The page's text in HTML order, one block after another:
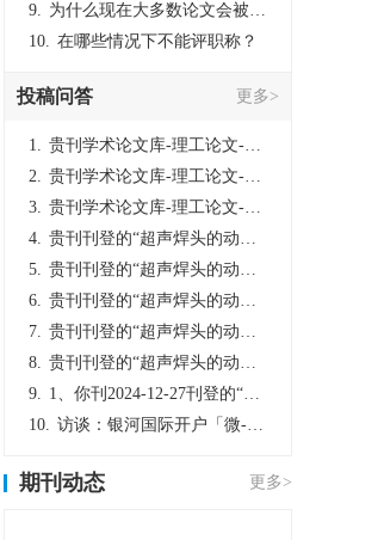
9. 为什么现在大多数论文会被评判为AI撰写？（深度剖析查重机制下的困境与出路）
10. 在哪些情况下不能评职称？
投稿问答 更多>
1. 贵刊学术论文库-理工论文-第16页刊登的“超声焊头的动力学分析与优化设计”，作者lizhiwei，时间2024-12-27，该论文由我本人在机电工程技术2024年第10期公开发表，lizhiwei并非本人，请将文章删除，消除影响，谢谢！
2. 贵刊学术论文库-理工论文-第16页刊登的“超声焊头的动力学分析与优化设计”，作者lizhiwei，时间2024-12-27，该论文由我本人在机电工程技术2024年第10期公开发表，lizhiwei并非本人，请将文章删除，消除影响，谢谢！
3. 贵刊学术论文库-理工论文-第16页刊登的“超声焊头的动力学分析与优化设计”，作者lizhiwei，时间2024-12-27，该论文由我本人在机电工程技术2024年第10期公开发表，lizhiwei并非本人，请将文章删除，消除影响，谢谢！
4. 贵刊刊登的“超声焊头的动力学分析与优化设计”，作者lizhiwei，时间2024-12-27，该论文由我本人在机电工程技术2024年第10期公开发表，lizhiwei并非本人，请将文章删除，消除影响，谢谢！
5. 贵刊刊登的“超声焊头的动力学分析与优化设计”，作者lizhiwei，时间2024-12-27，该论文由我本人在机电工程技术2024年第10期公开发表，lizhiwei并非本人，请将文章删除，消除影响，谢谢！
6. 贵刊刊登的“超声焊头的动力学分析与优化设计”，作者lizhiwei，时间2024-12-27，该论文由我本人在机电工程技术2024年第10期公开发表，lizhiwei并非本人，请将文章删除，消除影响，谢谢！
7. 贵刊刊登的“超声焊头的动力学分析与优化设计”，作者lizhiwei，时间2024-12-27，该论文由我本人在机电工程技术2024年第10期公开发表，lizhiwei并非本人，请将文章删除，消除影响，谢谢！
8. 贵刊刊登的“超声焊头的动力学分析与优化设计”，作者lizhiwei，时间2024-12-27，该论文由我本人在机电工程技术2024年第10期公开发表，lizhiwei并非本人，请将文章删除，消除影响，谢谢！
9. 1、你刊2024-12-27刊登的“超声焊头的动力学分析与优化设计论文”，是由我本人在“机电工程技术”，在2024年第10期公开发表的，而本刊转载“lizhiwei”非本人操作，请尽快将其删除，消除不良影响。
10. 访谈：银河国际开户「微-97905670-信」上分客服开户电话在线注册现场经理。机械文明荒野生存游戏《荒野起源》超新星测试将于12月18日上午10点正式开启!本次测试资格已陆续发放!各位拓荒者们准备好了么。
期刊动态 更多>